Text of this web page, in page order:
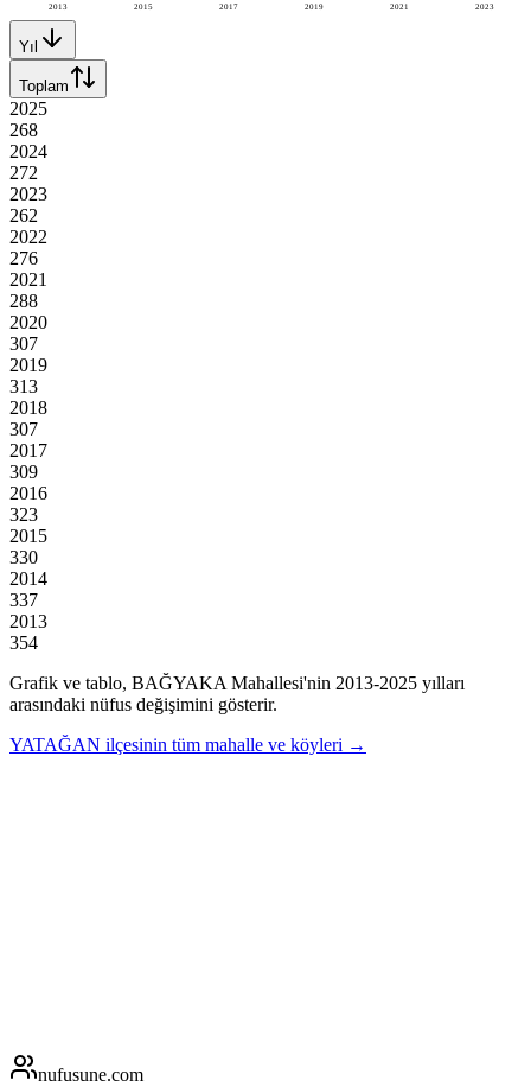
2013 2015 2017 2019 2021 2023
Yıl
Toplam
2025
268
2024
272
2023
262
2022
276
2021
288
2020
307
2019
313
2018
307
2017
309
2016
323
2015
330
2014
337
2013
354
Grafik ve tablo, BAĞYAKA Mahallesi'nin 2013-2025 yılları
arasındaki nüfus değişimini gösterir.
YATAĞAN ilçesinin tüm mahalle ve köyleri →
nufusune.com